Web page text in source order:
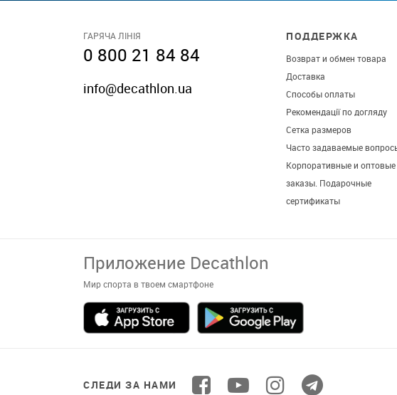
ГАРЯЧА ЛІНІЯ
0 800 21 84 84
info@decathlon.ua
ПОДДЕРЖКА
Возврат и обмен товара
Доставка
Способы оплаты
Рекомендації по догляду
Сетка размеров
Часто задаваемые
Корпоративные и оптовые
заказы. Подарочные
сертификаты
Приложение Decathlon
Мир спорта в твоем смартфоне
СЛЕДИ ЗА НАМИ